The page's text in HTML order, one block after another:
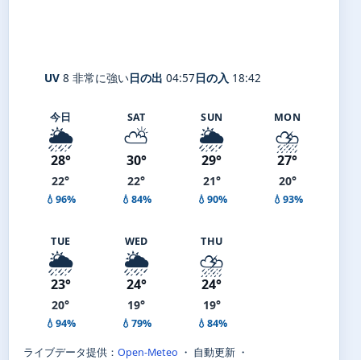
UV 8 非常に強い日の出 04:57日の入 18:42
今日
🌦️
28°
22°
💧96%
SAT
⛅
30°
22°
💧84%
SUN
🌦️
29°
21°
💧90%
MON
⛈️
27°
20°
💧93%
TUE
🌦️
23°
20°
💧94%
WED
🌦️
24°
19°
💧79%
THU
⛈️
24°
19°
💧84%
ライブデータ提供： Open-Meteo ・ 自動更新 ・